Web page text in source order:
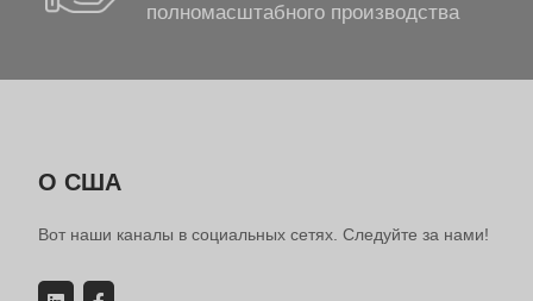
полномасштабного производства
О США
Вот наши каналы в социальных сетях. Следуйте за нами!